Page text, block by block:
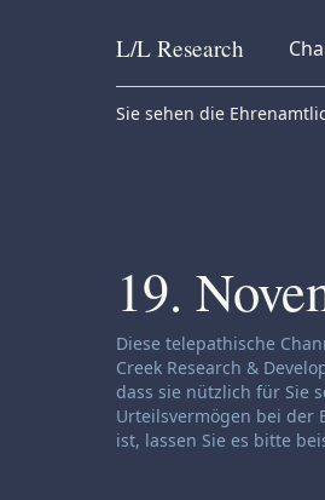
Skip to content
L/L Research
Sie sehen die
19.
Haftungsausschluss
Diese telepathische
Creek Research &
dass sie nützlich für Sie
Urteilsvermögen bei der
ist, lassen Sie es bitte